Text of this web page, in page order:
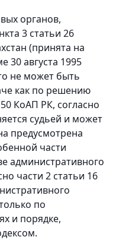
органов,
3 статьи 26
(принята на
30 августа 1995
не может быть
как по решению
КоАП РК, согласно
судьей и может
предусмотрена
части
административного
части 2 статьи 16
по
и порядке,